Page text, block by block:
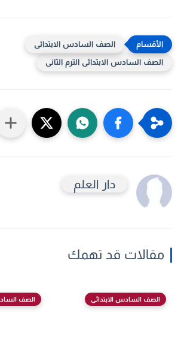
الصف السادس الابتدائى
الصف السادس الابتدائى الترم الثانى
دار العلم
مقالات قد تهمك
الصف السادس الابتدائى الصف